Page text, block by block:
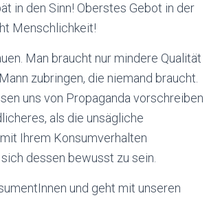
in den Sinn! Oberstes Gebot in der
Menschlichkeit!
Man braucht nur mindere Qualität
zubringen, die niemand braucht.
uns von Propaganda vorschreiben
als die unsägliche
Ihrem Konsumverhalten
dessen bewusst zu sein.
und geht mit unseren